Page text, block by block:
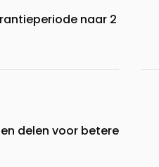
naar 2
delen voor betere